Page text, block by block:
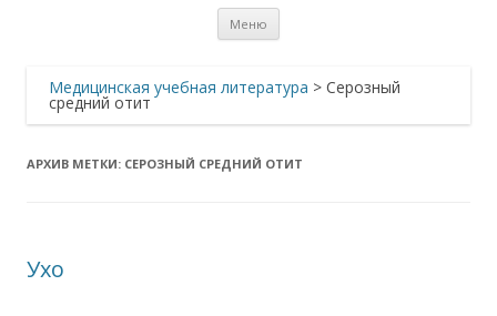
Меню
Медицинская учебная литература > Серозный
средний отит
АРХИВ МЕТКИ: СЕРОЗНЫЙ СРЕДНИЙ ОТИТ
Ухо